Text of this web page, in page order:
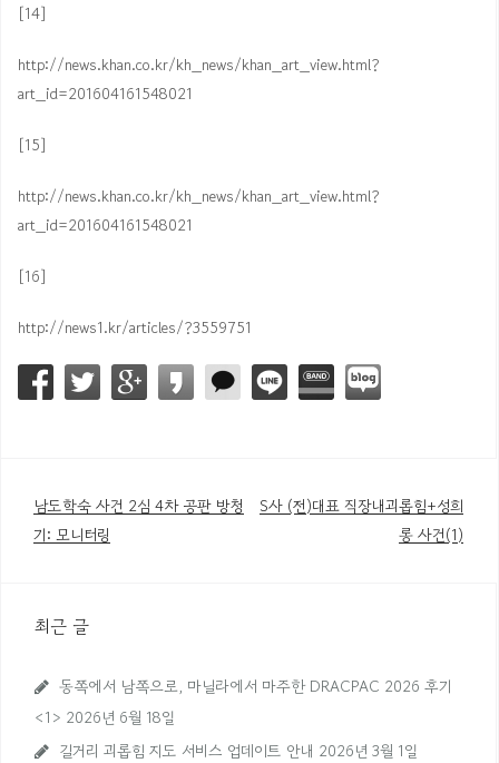
[14]
http://news.khan.co.kr/kh_news/khan_art_view.html?
art_id=201604161548021
[15]
http://news.khan.co.kr/kh_news/khan_art_view.html?
art_id=201604161548021
[16]
http://news1.kr/articles/?3559751
글
비
게
이
션
남도학숙 사건 2심 4차 공판 방청
기: 모니터링
S사 (전)대표 직장내괴롭힘+성희
롱 사건(1)
최근 글
동쪽에서 남쪽으로, 마닐라에서 마주한 DRACPAC 2026 후기
<1> 2026년 6월 18일
길거리 괴롭힘 지도 서비스 업데이트 안내 2026년 3월 1일